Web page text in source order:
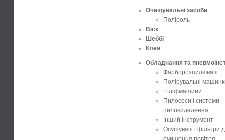
Очищувальні засоби
Поліроль
Віск
Шеббі
Клея
Обладнання та
Фарборозпилювачі
Полірувальні
Шліфмашини
Пилососи і системи
пиловидалення
Інший інструмент
Осушувачі і фільтри